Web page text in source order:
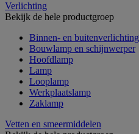
Verlichting
Bekijk de hele productgroep
Binnen- en buitenverlichting
Bouwlamp en schijnwerper
Hoofdlamp
Lamp
Looplamp
Werkplaatslamp
Zaklamp
Vetten en smeermiddelen